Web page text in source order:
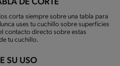
DE CORTE
corta siempre sobre una tabla para
uses tu cuchillo sobre superficies
contacto directo sobre estas
tu cuchillo.
SU USO